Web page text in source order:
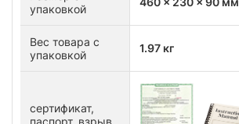
упаковкой
Вес товара с
упаковкой
1.97 кг
сертификат,
паспорт, взрыв